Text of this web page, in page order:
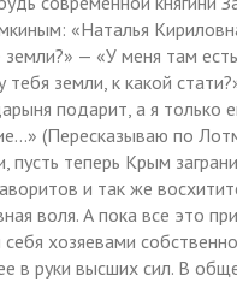
«Наталья
земли?» — «У меня там
тебя земли, к какой
подарит, а я только
(Пересказываю по
пусть теперь Крым
и так же
воля. А пока все это
хозяевами
в руки высших сил. В